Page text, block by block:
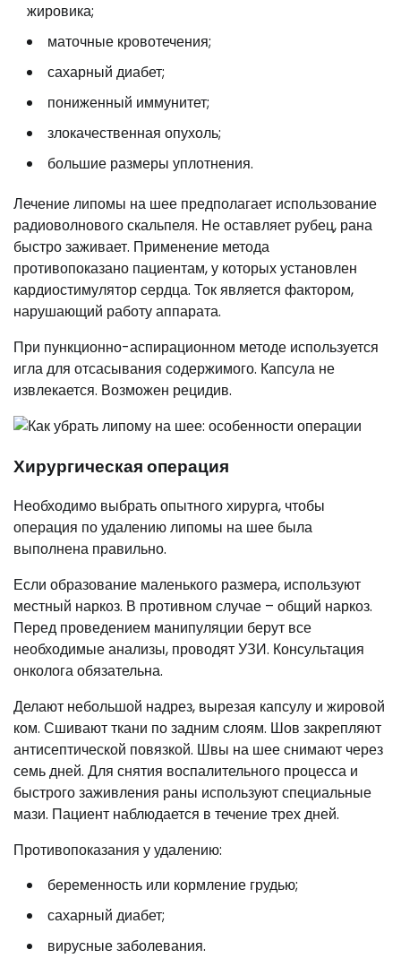
жировика;
маточные кровотечения;
сахарный диабет;
пониженный иммунитет;
злокачественная опухоль;
большие размеры уплотнения.
Лечение липомы на шее предполагает использование
радиоволнового скальпеля. Не оставляет рубец, рана
быстро заживает. Применение метода
противопоказано пациентам, у которых установлен
кардиостимулятор сердца. Ток является фактором,
нарушающий работу аппарата.
При пункционно-аспирационном методе используется
игла для отсасывания содержимого. Капсула не
извлекается. Возможен рецидив.
Хирургическая операция
Необходимо выбрать опытного хирурга, чтобы
операция по удалению липомы на шее была
выполнена правильно.
Если образование маленького размера, используют
местный наркоз. В противном случае – общий наркоз.
Перед проведением манипуляции берут все
необходимые анализы, проводят УЗИ. Консультация
онколога обязательна.
Делают небольшой надрез, вырезая капсулу и жировой
ком. Сшивают ткани по задним слоям. Шов закрепляют
антисептической повязкой. Швы на шее снимают через
семь дней. Для снятия воспалительного процесса и
быстрого заживления раны используют специальные
мази. Пациент наблюдается в течение трех дней.
Противопоказания у удалению:
беременность или кормление грудью;
сахарный диабет;
вирусные заболевания.